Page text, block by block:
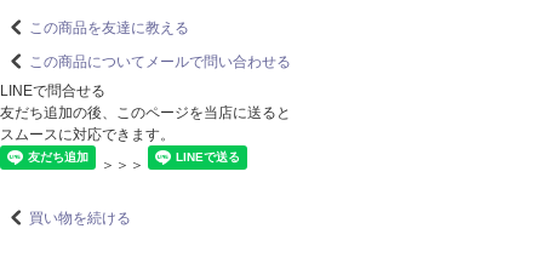
この商品を友達に教える
この商品についてメールで問い合わせる
LINEで問合せる
友だち追加の後、このページを当店に送ると
スムースに対応できます。
＞＞＞
買い物を続ける